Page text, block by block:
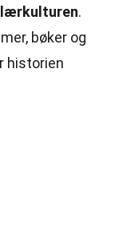
.
bøker og
historien